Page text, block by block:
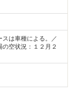
は車種による。／
空状況：１２月２